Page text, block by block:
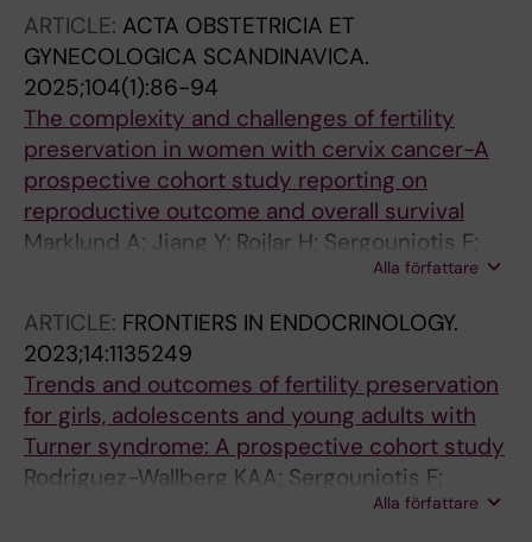
ARTICLE: ACTA OBSTETRICIA ET
GYNECOLOGICA SCANDINAVICA.
2025;104(1):86-94
The complexity and challenges of fertility
preservation in women with cervix cancer-A
prospective cohort study reporting on
reproductive outcome and overall survival
Marklund A; Jiang Y; Rojlar H; Sergouniotis F;
Nilsson H; Lundberg FE; Rodriguez-Wallberg
Alla författare
ARTICLE: FRONTIERS IN ENDOCRINOLOGY.
2023;14:1135249
Trends and outcomes of fertility preservation
for girls, adolescents and young adults with
Turner syndrome: A prospective cohort study
Rodriguez-Wallberg KAA; Sergouniotis F;
Alla författare